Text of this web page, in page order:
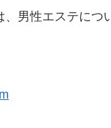
、男性エステにつ